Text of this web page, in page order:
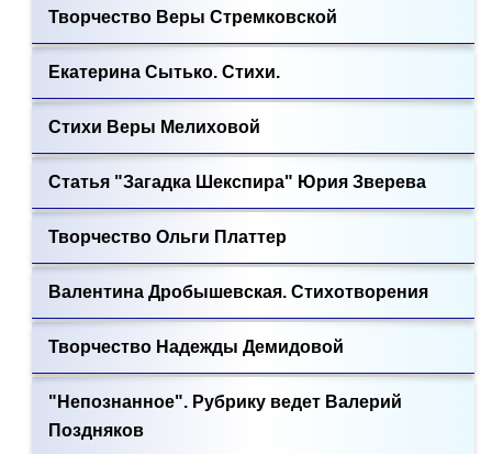
Творчество Веры Стремковской
Екатерина Сытько. Стихи.
Стихи Веры Мелиховой
Статья "Загадка Шекспира" Юрия Зверева
Творчество Ольги Платтер
Валентина Дробышевская. Стихотворения
Творчество Надежды Демидовой
"Непознанное". Рубрику ведет Валерий
Поздняков